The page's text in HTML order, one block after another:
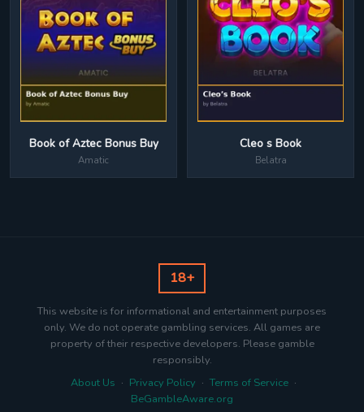
Book of Aztec Bonus Buy
Amatic
Cleo s Book
Belatra
18+
This website is for informational and entertainment purposes
only. We do not operate gambling services. All games are
property of their respective developers. Please gamble
responsibly.
About Us · Privacy Policy · Terms of Service ·
BeGambleAware.org